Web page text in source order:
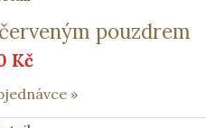
pouzdrem
Kč
»